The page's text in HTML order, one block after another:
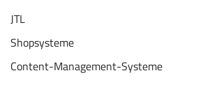
JTL
Shopsysteme
Content-Management-Systeme